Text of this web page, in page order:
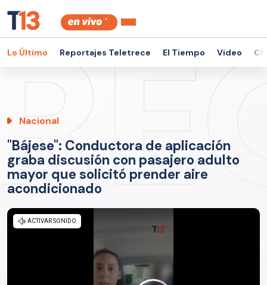
Lo Último Reportajes Teletrece El Tiempo Video
Nacional
"Bájese": Conductora de aplicación
graba discusión con pasajero adulto
mayor que solicitó prender aire
acondicionado